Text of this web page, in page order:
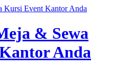
& Sewa
Anda